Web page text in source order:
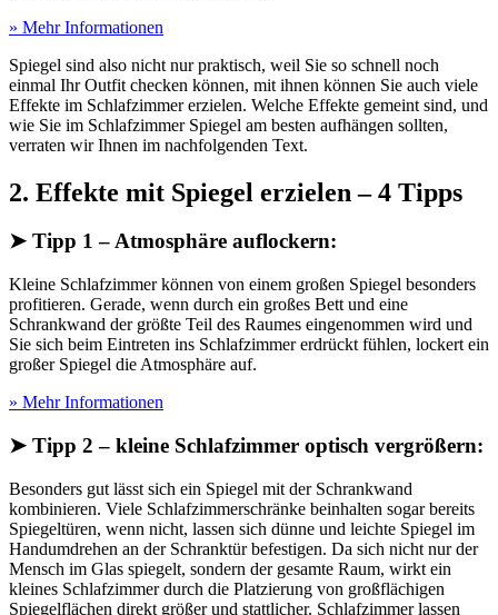
» Mehr Informationen
Spiegel sind also nicht nur praktisch, weil Sie so schnell noch
einmal Ihr Outfit checken können, mit ihnen können Sie auch viele
Effekte im Schlafzimmer erzielen. Welche Effekte gemeint sind, und
wie Sie im Schlafzimmer Spiegel am besten aufhängen sollten,
verraten wir Ihnen im nachfolgenden Text.
2. Effekte mit Spiegel erzielen – 4 Tipps
➤ Tipp 1 – Atmosphäre auflockern:
Kleine Schlafzimmer können von einem großen Spiegel besonders
profitieren. Gerade, wenn durch ein großes Bett und eine
Schrankwand der größte Teil des Raumes eingenommen wird und
Sie sich beim Eintreten ins Schlafzimmer erdrückt fühlen, lockert ein
großer Spiegel die Atmosphäre auf.
» Mehr Informationen
➤ Tipp 2 – kleine Schlafzimmer optisch vergrößern:
Besonders gut lässt sich ein Spiegel mit der Schrankwand
kombinieren. Viele Schlafzimmerschränke beinhalten sogar bereits
Spiegeltüren, wenn nicht, lassen sich dünne und leichte Spiegel im
Handumdrehen an der Schranktür befestigen. Da sich nicht nur der
Mensch im Glas spiegelt, sondern der gesamte Raum, wirkt ein
kleines Schlafzimmer durch die Platzierung von großflächigen
Spiegelflächen direkt größer und stattlicher. Schlafzimmer lassen